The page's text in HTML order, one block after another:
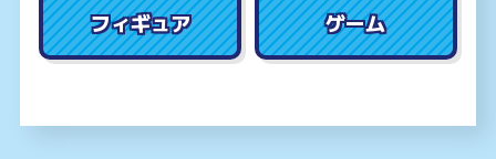
フィギュア ゲーム